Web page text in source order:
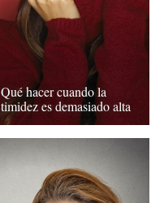
Qué hacer cuando la
timidez es demasiado alta